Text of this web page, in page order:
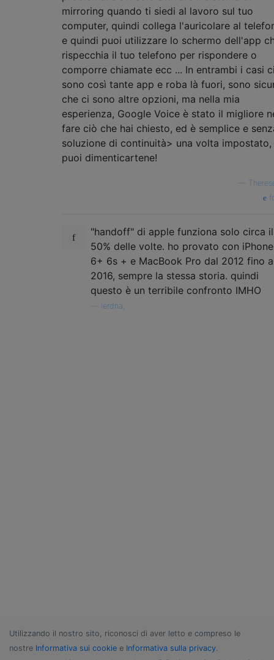
mirroring quando ti siedi al lavoro sul tuo
computer, quindi collega l'auricolare al
e quindi puoi utilizzare lo schermo dell'app
rispecchia il tuo telefono per rispondere o
comporre chiamate ecc ... In entrambi i casi
sono così tante app e roba là fuori, sono
che ci sono altre opzioni, ma nella mia
esperienza, Google Voice è stato il migliore
fare ciò che hai chiesto, ed è semplice e
soluzione di continuità> una volta impostato,
puoi dimenticartene!
"handoff" di apple funziona solo circa il
50% delle volte. ho provato con iPhone
6+ 6s + e MacBook Pro dal 2012 fino
2016, sempre la stessa storia. quindi
questo è un terribile confronto IMHO
ierdna,
Utilizzando il nostro sito, riconosci di aver letto e compreso le
nostre Informativa sui cookie e Informativa sulla privacy.